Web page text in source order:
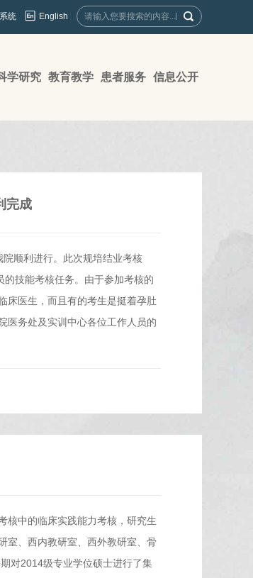
统 English
学研究 教育教学 患者服务 信息公开
完成
顺利进行。此次规培结业考核
技能考核任务。由于参加考核的
床医生，而且有的考生是挺着孕肚
医务处及实训中心各位工作人员的
核中的临床实践能力考核，研究生
室、西内教研室、西外教研室、骨
对2014级专业学位硕士进行了集